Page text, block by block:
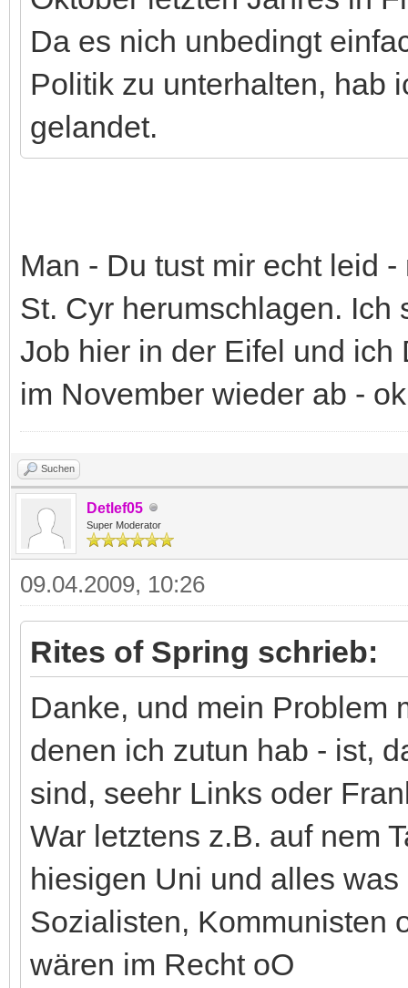
Da es nich unbedingt
Politik zu unterhalten, hab
gelandet.
Man - Du tust mir echt leid
St. Cyr herumschlagen. Ich
Job hier in der Eifel und
im November wieder ab -
Suchen
Detlef05
Super Moderator
09.04.2009, 10:26
Rites of Spring schrieb:
Danke, und mein Problem
denen ich zutun hab - ist,
sind, seehr Links oder
War letztens z.B. auf nem
hiesigen Uni und alles
Sozialisten, Kommunisten
wären im Recht oO